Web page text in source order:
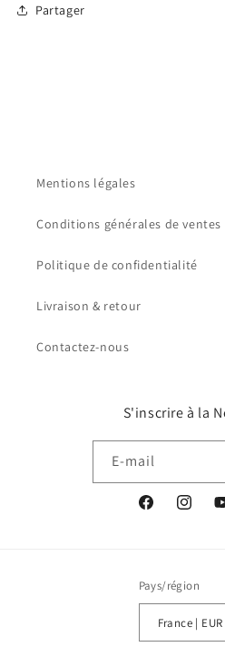
Partager
Mentions légales
Conditions générales de ventes
Politique de confidentialité
Livraison & retour
Contactez-nous
S'inscrire à la
E-mail
Facebook
Pays/région